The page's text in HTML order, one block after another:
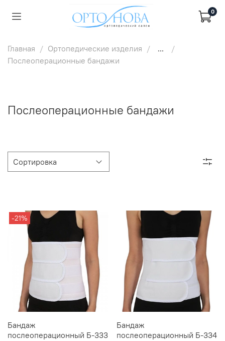
0
Главная Ортопедические изделия
...
Послеоперационные бандажи
Послеоперационные бандажи
-21%
Бандаж
послеоперационный Б-333
Бандаж
послеоперационный Б-334